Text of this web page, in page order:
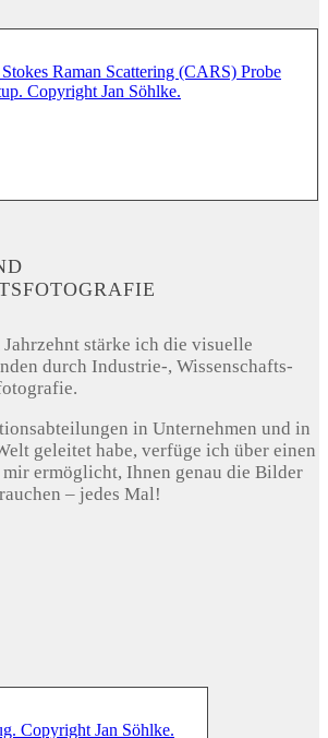
Jahrzehnt stärke ich die visuelle
durch Industrie-, Wissenschafts-
in Unternehmen und in
geleitet habe, verfüge ich über einen
ermöglicht, Ihnen genau die Bilder
– jedes Mal!